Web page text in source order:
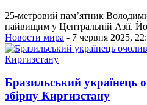
25-метровий пам’ятник
найвищим у Центральній Азії.
Новости мира - 7 червня 2025,
Бразильський українець
збірну Киргизстану